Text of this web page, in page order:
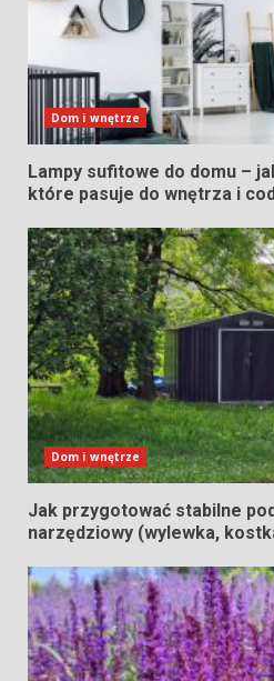
Dom i wnętrze
Lampy sufitowe do domu –
które pasuje do wnętrza i
Dom i wnętrze
Jak przygotować stabilne
narzędziowy (wylewka,